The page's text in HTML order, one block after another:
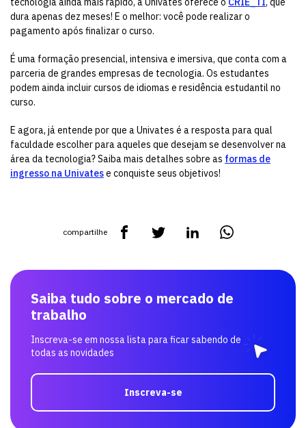
dura apenas dez meses! E o melhor: você pode realizar o
pagamento após finalizar o curso.
É uma formação presencial, intensiva e imersiva, que conta com a
parceria de grandes empresas de tecnologia. Os estudantes
podem ainda incluir cursos de idiomas e residência estudantil no
curso.
E agora, já entende por que a Univates é a resposta para qual
faculdade escolher para aqueles que desejam se desenvolver na
área da tecnologia? Saiba mais detalhes sobre as formas de
ingresso na Univatese conquiste seus objetivos!
compartilhe
Saiba tudo sobre o mercado de
trabalho
Inscreva-se em nossa lista para ficar sabendo de
todas as novidades
Inscreva-se